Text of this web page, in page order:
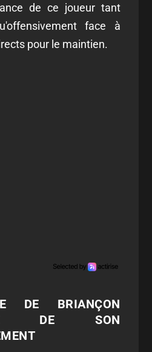
de ce joueur tant
face à
pour le maintien.
DE BRIANÇON
DE SON